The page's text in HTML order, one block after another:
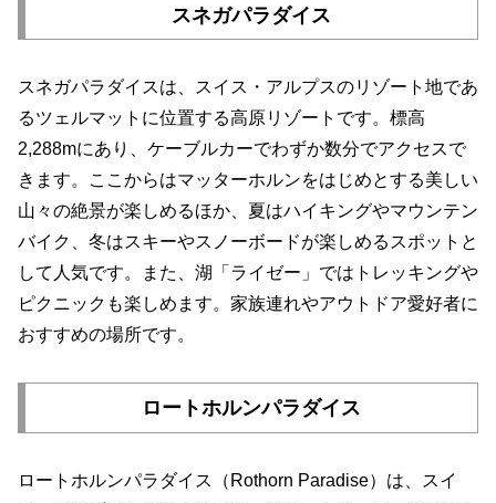
スネガパラダイス
スネガパラダイスは、スイス・アルプスのリゾート地であ
るツェルマットに位置する高原リゾートです。標高
2,288mにあり、ケーブルカーでわずか数分でアクセスで
きます。ここからはマッターホルンをはじめとする美しい
山々の絶景が楽しめるほか、夏はハイキングやマウンテン
バイク、冬はスキーやスノーボードが楽しめるスポットと
して人気です。また、湖「ライゼー」ではトレッキングや
ピクニックも楽しめます。家族連れやアウトドア愛好者に
おすすめの場所です。
ロートホルンパラダイス
ロートホルンパラダイス（Rothorn Paradise）は、スイ